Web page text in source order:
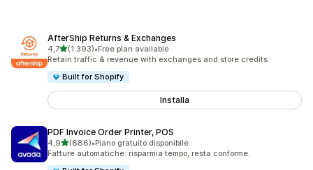
AfterShip Returns & Exchanges
4,7stelle su 5
(1.393)
1393 recensioni totali
•Free plan available
Retain traffic & revenue with exchanges and store credits
Built for Shopify
Installa
PDF Invoice Order Printer, POS
4,9stelle su 5
(686)
686 recensioni totali
•Piano gratuito disponibile
Fatture automatiche: risparmia tempo, resta conforme.